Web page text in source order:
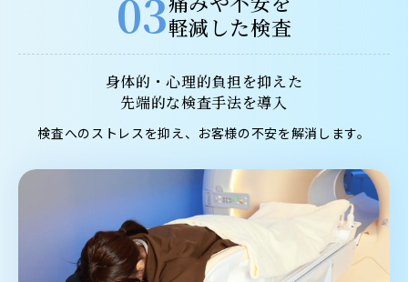
03軽減した検査
身体的・心理的負担を抑えた
先端的な検査手法を導入
検査へのストレスを抑え、お客様の不安を解消します。